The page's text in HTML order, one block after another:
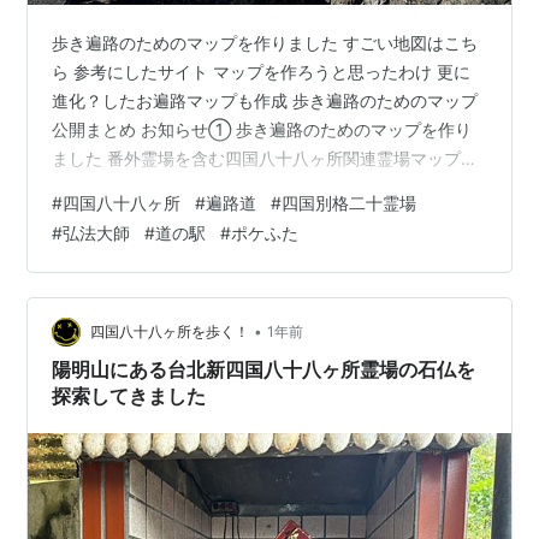
歩き遍路のためのマップを作りました すごい地図はこち
ら 参考にしたサイト マップを作ろうと思ったわけ 更に
進化？したお遍路マップも作成 歩き遍路のためのマップ
公開まとめ お知らせ① 歩き遍路のためのマップを作り
ました 番外霊場を含む四国八十八ヶ所関連霊場マップ
作りました。 こんなマップは多分現時点では他にはない
と思います。ないから私が作ったのです。 歩き遍路の人
はぜひ自分のマイマップに追加、そして共有も簡単なの
で他のお遍路さんにも教えてあげてください。 自分用に
使うだけでなく、公開されているものなので、ブログに
埋め込んだり、SNSで共有…
#四国八十八ヶ所 #遍路道 #四国別格二十霊場
#弘法大師 #道の駅 #ポケふた
四国八十八ヶ所を歩く！ • 1年前
陽明山にある台北新四国八十八ヶ所霊場の石仏を
探索してきました